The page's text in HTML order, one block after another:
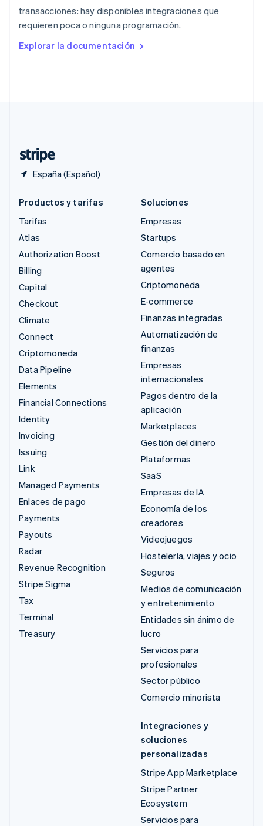
transacciones: hay disponibles integraciones que
requieren poca o ninguna programación.
Explorar la documentación
España (Español)
República Checa
English
English
Productos y tarifas
Tarifas
Atlas
Authorization Boost
Billing
Capital
Checkout
Climate
Connect
Criptomoneda
Data Pipeline
Elements
Financial Connections
Identity
Invoicing
Issuing
Link
Managed Payments
Enlaces de pago
Payments
Payouts
Radar
Revenue Recognition
Stripe Sigma
Tax
Terminal
Treasury
Soluciones
Empresas
Startups
Comercio basado en
agentes
Criptomoneda
E-commerce
Finanzas integradas
Automatización de
finanzas
Empresas
internacionales
Pagos dentro de la
aplicación
Marketplaces
Gestión del dinero
Plataformas
SaaS
Empresas de IA
Economía de los
creadores
Videojuegos
Hostelería, viajes y ocio
Seguros
Medios de comunicación
y entretenimiento
Entidades sin ánimo de
lucro
Servicios para
profesionales
Sector público
Comercio minorista
Integraciones y
soluciones
personalizadas
Stripe App Marketplace
Stripe Partner
Ecosystem
Servicios para